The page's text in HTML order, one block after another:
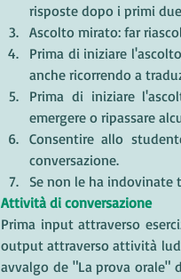
risposte dopo i primi
Ascolto mirato: far
Prima di iniziare
anche ricorrendo a
Prima di iniziare
emergere o ripassare
Consentire allo
conversazione.
Se non le ha indovinate
Attività di conversazione
Prima input attraverso
output attraverso attività
avvalgo de "La prova orale"